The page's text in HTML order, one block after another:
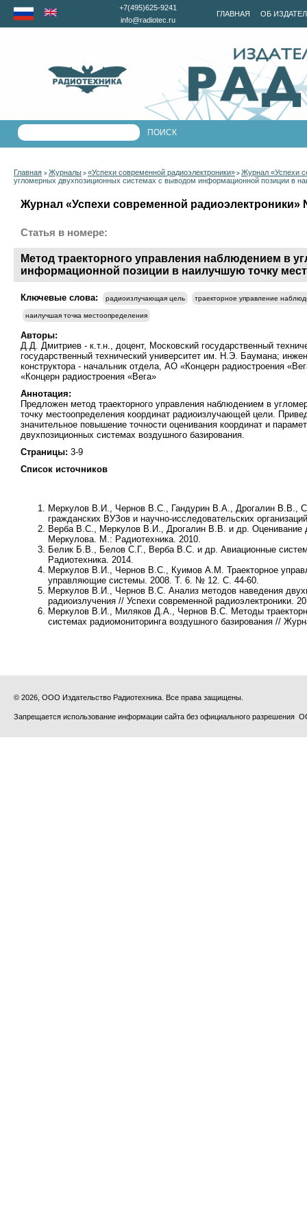
ГЛАВНАЯ ОБ
+7(495)625-9241
info@radiotec.ru
Главная > Журналы > «Успехи современной радиоэлектроники» > Журнал «Успехи
угломерных двухпозиционных системах с выводом информационной позиции в
Журнал «Успехи современной радиоэлектроники»
Статья в номере:
Метод траекторного управления наблюдением в
информационной позиции в наилучшую точку
Ключевые слова: радиоизлучающая цель траекторное управление
наилучшая точка местоопределения
Авторы:
Д.Д. Дмитриев - к.т.н., доцент, Московский государственный
государственный технический университет им. Н.Э. Баумана;
конструктора - начальник отдела, АО «Концерн радиостроения
«Концерн радиостроения «Вега»
Аннотация:
Предложен метод траекторного управления наблюдением в
точку местоопределения координат радиоизлучающей цели.
значительное повышение точности оценивания координат и
двухпозиционных системах воздушного базирования.
Страницы: 3-9
Список источников
Меркулов В.И., Чернов В.С., Гандурин В.А., Дрогалин В.В.,
гражданских ВУЗов и научно-исследовательских
Верба В.С., Меркулов В.И., Дрогалин В.В. и др. Оценивание
Меркулова. М.: Радиотехника. 2010.
Белик Б.В., Белов С.Г., Верба В.С. и др. Авиационные
Радиотехника. 2014.
Меркулов В.И., Чернов В.С., Куимов А.М. Траекторное
управляющие системы. 2008. Т. 6. № 12. С. 44-60.
Меркулов В.И., Чернов В.С. Анализ методов наведения
радиоизлучения // Успехи современной радиоэлектроники.
Меркулов В.И., Миляков Д.А., Чернов В.С. Методы
системах радиомониторинга воздушного базирования //
© 2026, ООО Издательство Радиотехника. Все права защищены.
Запрещается использование информации сайта без официального разрешения